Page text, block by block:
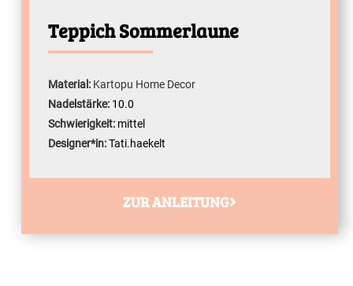
Teppich Sommerlaune
Material: Kartopu Home Decor
Nadelstärke: 10.0
Schwierigkeit: mittel
Designer*in:Tati.haekelt
ZUR ANLEITUNG